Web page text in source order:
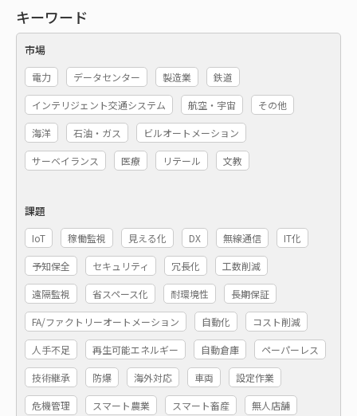
キーワード
市場
電力 データセンター 製造業 鉄道
インテリジェント交通システム 航空・宇宙 その他
海洋 石油・ガス ビルオートメーション
サーベイランス 医療 リテール 文教
課題
IoT 稼働監視 見える化 DX 無線通信 IT化
予知保全 セキュリティ 冗長化 工数削減
遠隔監視 省スペース化 耐環境性 長期保証
FA/ファクトリーオートメーション 自動化 コスト削減
人手不足 再生可能エネルギー 自動倉庫 ペーパーレス
技術継承 防爆 海外対応 車両 設定作業
危機管理 スマート農業 スマート畜産 無人店舗